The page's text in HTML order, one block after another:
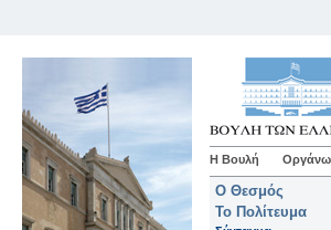
Η Βουλή
Ο Θεσμός
Το Πολίτευμα